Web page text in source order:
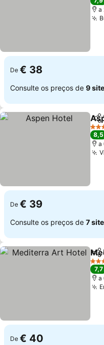
a
De € 38
Consulte os preços de 9
4
8,5
a
De € 39
Consulte os preços de 7
4
7,7
a
De € 40